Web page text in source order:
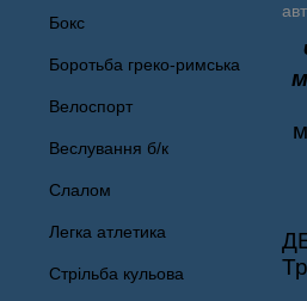
Бокс
Боротьба греко-римська
Велоспорт
Веслування б/к
Cлалом
Легка атлетика
Стрільба кульова